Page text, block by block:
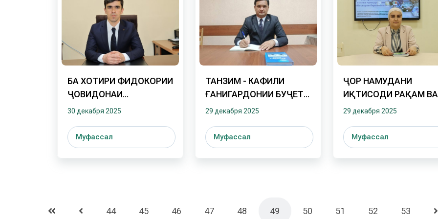
БА ХОТИРИ ФИДОКОРИИ
ҶОВИДОНАИ
МУҲОФИЗОНИ ВАТАН
30 декабря 2025
Муфассал
ТАНЗИМ - КАФИЛИ
ҒАНИГАРДОНИИ БУҶЕТИ
ОИЛА
29 декабря 2025
Муфассал
ҶОРӢ НАМУДАНИ
ИҚТИСОДИ РАҚАМӢ ВА
АФЗАЛИЯТҲОИ ОН
ТОҶИКИСТОН
29 декабря 2025
Муфассал
44 45 46 47 48 49 50 51 52 53